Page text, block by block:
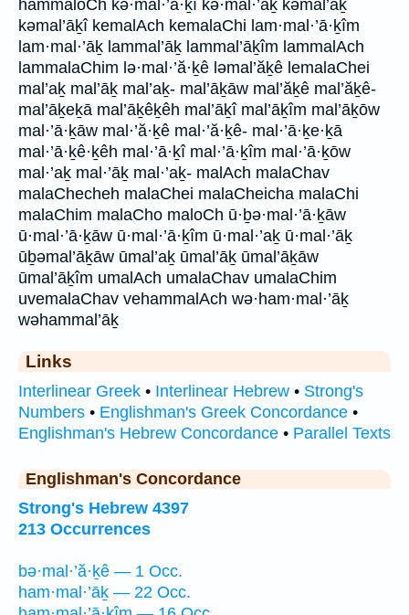
hammaloCh kə·mal·’ā·ḵî kə·mal·’aḵ kəmal’aḵ
kəmal’āḵî kemalAch kemalaChi lam·mal·’ā·ḵîm
lam·mal·’āḵ lammal’āḵ lammal’āḵîm lammalAch
lammalaChim lə·mal·’ă·ḵê ləmal’ăḵê lemalaChei
mal’aḵ mal’āḵ mal’aḵ- mal’āḵāw mal’ăḵê mal’ăḵê-
mal’āḵeḵā mal’āḵêḵêh mal’āḵî mal’āḵîm mal’āḵōw
mal·’ā·ḵāw mal·’ă·ḵê mal·’ă·ḵê- mal·’ā·ḵe·ḵā
mal·’ā·ḵê·ḵêh mal·’ā·ḵî mal·’ā·ḵîm mal·’ā·ḵōw
mal·’aḵ mal·’āḵ mal·’aḵ- malAch malaChav
malaChecheh malaChei malaCheicha malaChi
malaChim malaCho maloCh ū·ḇə·mal·’ā·ḵāw
ū·mal·’ā·ḵāw ū·mal·’ā·ḵîm ū·mal·’aḵ ū·mal·’āḵ
ūḇəmal’āḵāw ūmal’aḵ ūmal’āḵ ūmal’āḵāw
ūmal’āḵîm umalAch umalaChav umalaChim
uvemalaChav vehammalAch wə·ham·mal·’āḵ
wəhammal’āḵ
Links
Interlinear Greek • Interlinear Hebrew • Strong's
Numbers • Englishman's Greek Concordance •
Englishman's Hebrew Concordance • Parallel Texts
Englishman's Concordance
Strong's Hebrew 4397
213 Occurrences
bə·mal·’ă·ḵê — 1 Occ.
ham·mal·’āḵ — 22 Occ.